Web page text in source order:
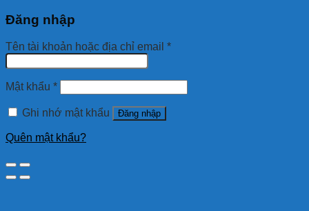
Đăng nhập
Tên tài khoản hoặc địa chỉ email *
Mật khẩu *
Ghi nhớ mật khẩu Đăng nhập
Quên mật khẩu?